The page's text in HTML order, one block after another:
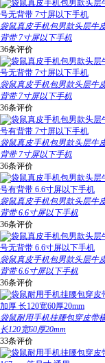
袋鼠真皮手机包男款头层牛
背带 7寸屏以下手机
36条评价
袋鼠真皮手机包男款头层牛
背带 7寸屏以下手机
36条评价
袋鼠真皮手机包男款头层牛
背带 7寸屏以下手机
36条评价
袋鼠真皮手机包男款头层牛
背带 6.6寸屏以下手机
36条评价
袋鼠真皮手机包男款头层牛
背带 6.6寸屏以下手机
36条评价
袋鼠耐用手机挂腰包穿皮带
长120宽60厚20mm
33条评价